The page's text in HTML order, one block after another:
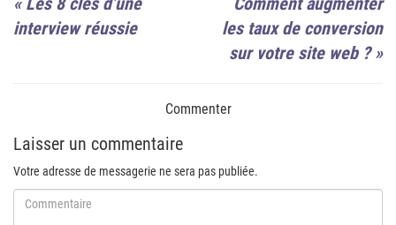
interview réussie
les taux de conversion
sur votre site web ?»
Commenter
Laisser un commentaire
Votre adresse de messagerie ne sera pas publiée.